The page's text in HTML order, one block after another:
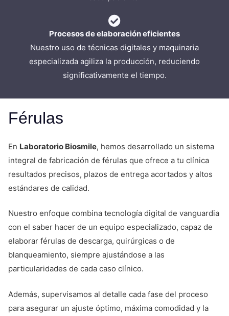
Procesos de elaboración eficientes
Nuestro uso de técnicas digitales y maquinaria
especializada agiliza la producción, reduciendo
significativamente el tiempo.
Férulas
En Laboratorio Biosmile, hemos desarrollado un sistema
integral de fabricación de férulas que ofrece a tu clínica
resultados precisos, plazos de entrega acortados y altos
estándares de calidad.
Nuestro enfoque combina tecnología digital de vanguardia
con el saber hacer de un equipo especializado, capaz de
elaborar férulas de descarga, quirúrgicas o de
blanqueamiento, siempre ajustándose a las
particularidades de cada caso clínico.
Además, supervisamos al detalle cada fase del proceso
para asegurar un ajuste óptimo, máxima comodidad y la